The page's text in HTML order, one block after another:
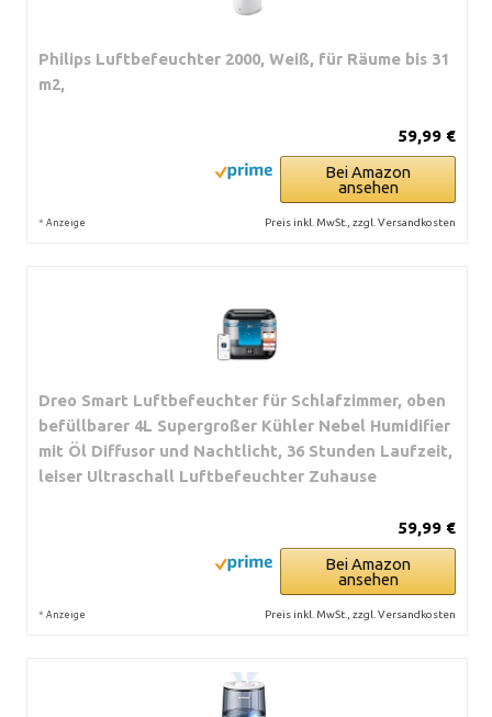
Philips Luftbefeuchter 2000, Weiß, für Räume bis 31
m2,
59,99 €
Bei Amazon
ansehen
* Anzeige Preis inkl. MwSt., zzgl. Versandkosten
Dreo Smart Luftbefeuchter für Schlafzimmer, oben
befüllbarer 4L Supergroßer Kühler Nebel Humidifier
mit Öl Diffusor und Nachtlicht, 36 Stunden Laufzeit,
leiser Ultraschall Luftbefeuchter Zuhause
59,99 €
Bei Amazon
ansehen
* Anzeige Preis inkl. MwSt., zzgl. Versandkosten